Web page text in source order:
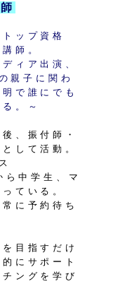
ップ資格
師。
ィア出演、
親子に関わ
で誰にでも
。～
、振付師・
して活動。
中学生、マ
ている。
に予約待ち
目指すだけ
にサポート
ングを学び